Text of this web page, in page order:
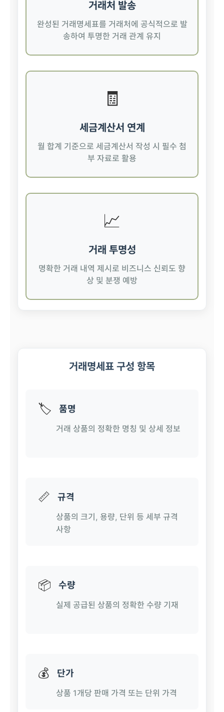
거래처 발송
완성된 거래명세표를 거래처에 공식적으로 발
송하여 투명한 거래 관계 유지
🧾
세금계산서 연계
월 합계 기준으로 세금계산서 작성 시 필수 첨
부 자료로 활용
📈
거래 투명성
명확한 거래 내역 제시로 비즈니스 신뢰도 향
상 및 분쟁 예방
거래명세표 구성 항목
🏷️ 품명
거래 상품의 정확한 명칭 및 상세 정보
📏 규격
상품의 크기, 용량, 단위 등 세부 규격
사항
📦 수량
실제 공급된 상품의 정확한 수량 기재
💰 단가
상품 1개당 판매 가격 또는 단위 가격